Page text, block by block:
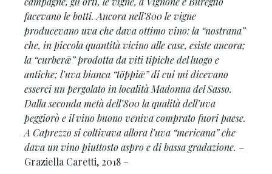
facevano le botti. Ancora nell’800 le vigne
producevano uva che dava ottimo vino: la “nostrana”
che, in piccola quantità vicino alle case, esiste ancora;
la “curberǣ” prodotta da viti tipiche del luogo e
antiche; l’uva bianca “töppiǣ” di cui mi dicevano
esserci un pergolato in località Madonna del Sasso.
Dalla seconda metà dell’800 la qualità dell’uva
peggiorò e il vino buono veniva comprato fuori paese.
A Caprezzo si coltivava allora l’uva “mericana” che
dava un vino piuttosto aspro e di bassa gradazione. –
Graziella Caretti, 2018 –